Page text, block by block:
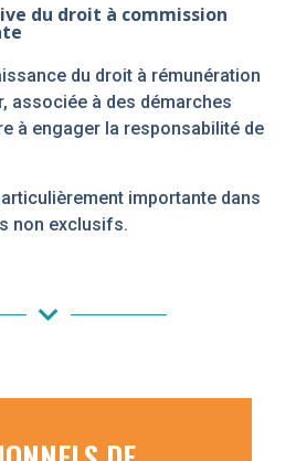
du droit à commission
du droit à rémunération
associée à des démarches
à engager la responsabilité de
importante dans
non exclusifs.